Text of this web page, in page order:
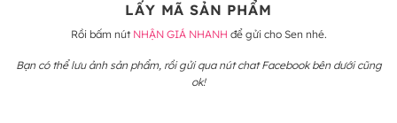
LẤY MÃ SẢN PHẨM
Rồi bấm nút NHẬN GIÁ NHANH để gửi cho Sen nhé.
Bạn có thể lưu ảnh sản phẩm, rồi gửi qua nút chat Facebook bên dưới cũng
ok!